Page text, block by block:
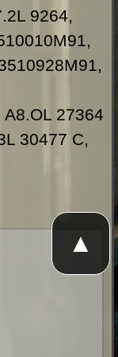
9264,
27364
30477 C,
▲